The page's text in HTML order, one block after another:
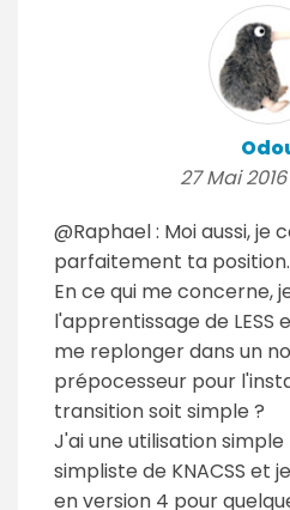
27 Mai
@Raphael : Moi aussi, je
parfaitement ta position.
En ce qui me concerne,
l'apprentissage de LESS
me replonger dans un
prépocesseur pour
transition soit simple ?
J'ai une utilisation
simpliste de KNACSS et
en version 4 pour